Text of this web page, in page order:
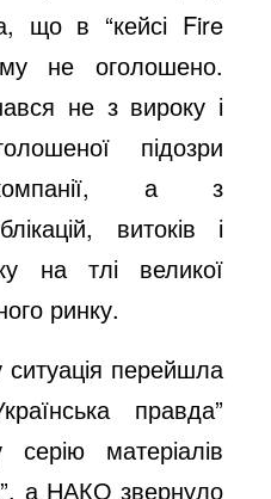
що в “кейсі Fire
не оголошено.
не з вироку і
підозри
а з
витоків і
на тлі великої
ринку.
ситуація перейшла
правда”
серію матеріалів
а НАКО звернуло